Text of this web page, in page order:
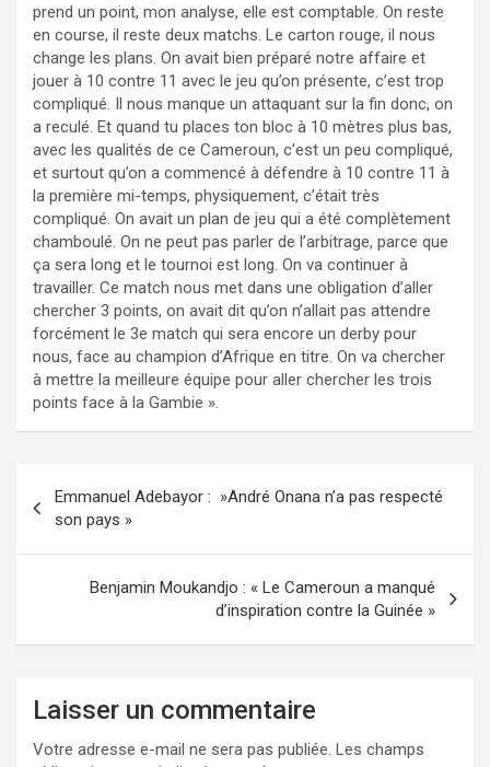
prend un point, mon analyse, elle est comptable. On reste
en course, il reste deux matchs. Le carton rouge, il nous
change les plans. On avait bien préparé notre affaire et
jouer à 10 contre 11 avec le jeu qu’on présente, c’est trop
compliqué. Il nous manque un attaquant sur la fin donc, on
a reculé. Et quand tu places ton bloc à 10 mètres plus bas,
avec les qualités de ce Cameroun, c’est un peu compliqué,
et surtout qu’on a commencé à défendre à 10 contre 11 à
la première mi-temps, physiquement, c’était très
compliqué. On avait un plan de jeu qui a été complètement
chamboulé. On ne peut pas parler de l’arbitrage, parce que
ça sera long et le tournoi est long. On va continuer à
travailler. Ce match nous met dans une obligation d’aller
chercher 3 points, on avait dit qu’on n’allait pas attendre
forcément le 3e match qui sera encore un derby pour
nous, face au champion d’Afrique en titre. On va chercher
à mettre la meilleure équipe pour aller chercher les trois
points face à la Gambie ».
de
l’article
Emmanuel Adebayor : »André Onana n’a pas respecté
son pays »
Benjamin Moukandjo : « Le Cameroun a manqué
d’inspiration contre la Guinée »
Laisser un commentaire
Votre adresse e-mail ne sera pas publiée. Les champs